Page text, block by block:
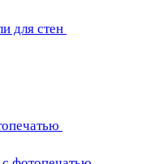
для стен